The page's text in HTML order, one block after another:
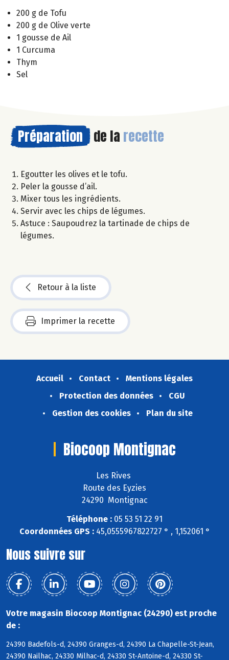
200 g de Tofu
200 g de Olive verte
1 gousse de Ail
1 Curcuma
Thym
Sel
Préparation de la recette
Egoutter les olives et le tofu.
Peler la gousse d’ail.
Mixer tous les ingrédients.
Servir avec les chips de légumes.
Astuce : Saupoudrez la tartinade de chips de
légumes.
Retour à la liste
Imprimer la recette
Accueil Contact
Mentions légales
Protection des données
CGU
Gestion des cookies
Plan du site
Biocoop Montignac
Les Rives
Route des Eyzies
24290 Montignac
Téléphone : 05 53 51 22 91
Coordonnées GPS :45,0555967822727 ° , 1,152061 °
Nous suivre sur
Votre magasin Biocoop Montignac (24290) est proche
de :
24390 Badefols-d, 24390 Granges-d, 24390 La Chapelle-St-Jean,
24390 Nailhac, 24330 Milhac-d, 24330 St-Antoine-d, 24330 St-